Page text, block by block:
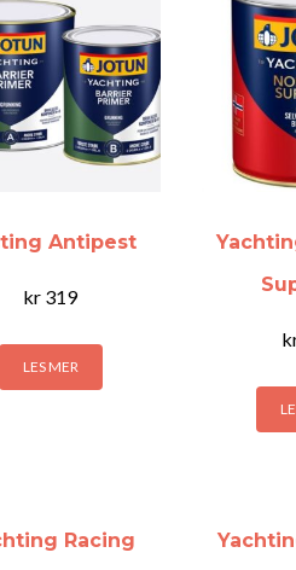
Antipest
kr 319
LES MER
Racing